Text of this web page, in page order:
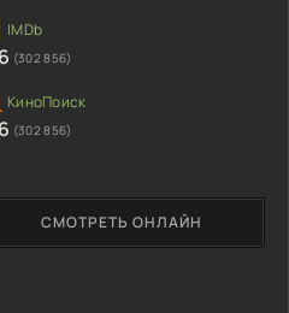
СМОТРЕТЬ ОНЛАЙН
(302 856)
(302 856)